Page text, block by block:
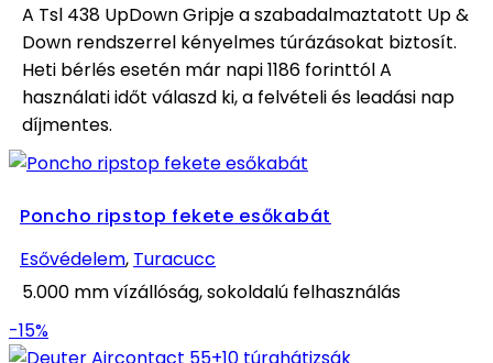
A Tsl 438 UpDown Gripje a szabadalmaztatott Up &
Down rendszerrel kényelmes túrázásokat biztosít.
Heti bérlés esetén már napi 1186 forinttól A
használati időt válaszd ki, a felvételi és leadási nap
díjmentes.
Poncho ripstop fekete esőkabát
Esővédelem, Turacucc
5.000 mm vízállóság, sokoldalú felhasználás
-15%